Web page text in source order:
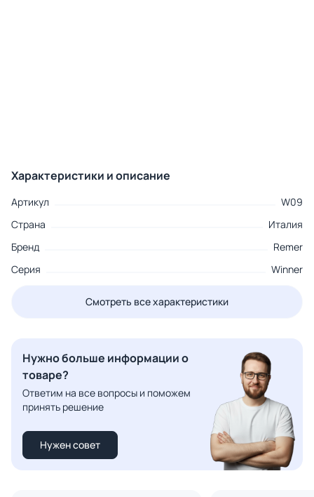
Характеристики и описание
Артикул
W09
Страна
Италия
Бренд
Remer
Серия
Winner
Смотреть все характеристики
Нужно больше информации о
товаре?
Ответим на все вопросы и поможем
принять решение
Нужен совет